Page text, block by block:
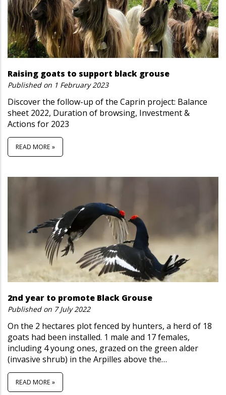
Raising goats to support black grouse
Published on 1 February 2023
Discover the follow-up of the Caprin project: Balance
sheet 2022, Duration of browsing, Investment &
Actions for 2023
READ MORE »
2nd year to promote Black Grouse
Published on 7 July 2022
On the 2 hectares plot fenced by hunters, a herd of 18
goats had been installed. 1 male and 17 females,
including 4 young ones, grazed on the green alder
(invasive shrub) in the Arpilles above the…
READ MORE »